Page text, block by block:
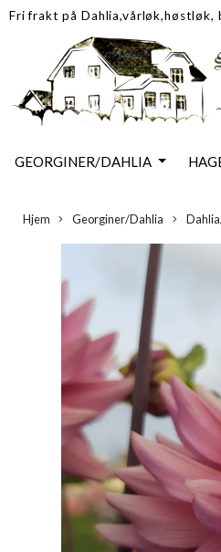
Fri frakt på
GEORGINER/DAHLIA
Hjem Georginer/Dahlia